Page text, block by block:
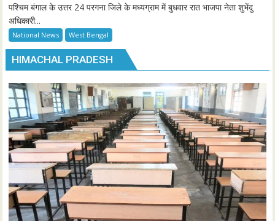
पश्चिम बंगाल के उत्तर 24 परगना जिले के मध्यग्राम में बुधवार रात भाजपा नेता शुभेंदु
अधिकारी...
National News West Bengal
HIMACHAL PRADESH